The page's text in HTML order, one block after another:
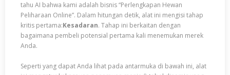
tahu AI bahwa kami adalah bisnis “Perlengkapan Hewan
Peliharaan Online”. Dalam hitungan detik, alat ini mengisi tahap
kritis pertama:Kesadaran. Tahap ini berkaitan dengan
bagaimana pembeli potensial pertama kali menemukan merek
Anda.
Seperti yang dapat Anda lihat pada antarmuka di bawah ini, alat